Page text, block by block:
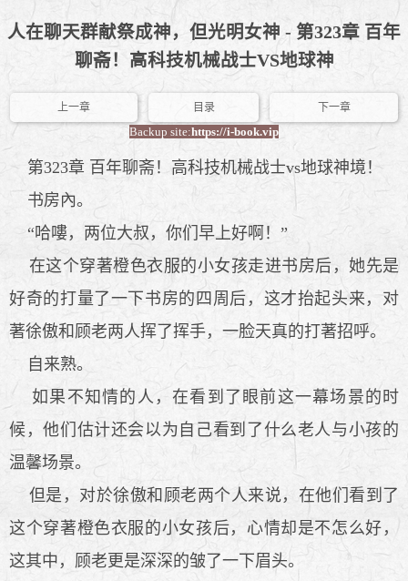
人在聊天群献祭成神，但光明女神 - 第323章 百年
聊斋！高科技机械战士VS地球神
上一章 目录 下一章
Backup site:https://i-book.vip
第323章 百年聊斋！高科技机械战士vs地球神境！
书房內。
“哈嘍，两位大叔，你们早上好啊！”
在这个穿著橙色衣服的小女孩走进书房后，她先是
好奇的打量了一下书房的四周后，这才抬起头来，对
著徐傲和顾老两人挥了挥手，一脸天真的打著招呼。
自来熟。
如果不知情的人，在看到了眼前这一幕场景的时
候，他们估计还会以为自己看到了什么老人与小孩的
温馨场景。
但是，对於徐傲和顾老两个人来说，在他们看到了
这个穿著橙色衣服的小女孩后，心情却是不怎么好，
这其中，顾老更是深深的皱了一下眉头。